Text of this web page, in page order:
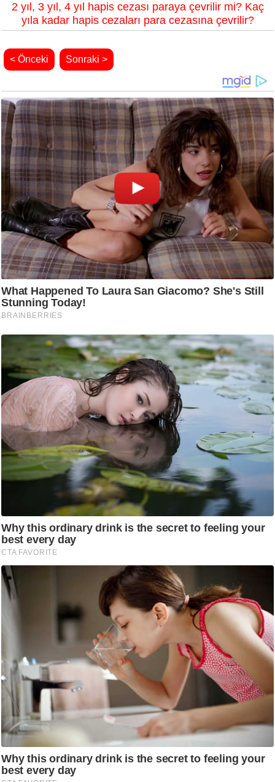
2 yıl, 3 yıl, 4 yıl hapis cezası paraya çevrilir mi? Kaç
yıla kadar hapis cezaları para cezasına çevrilir?
< Önceki Sonraki >